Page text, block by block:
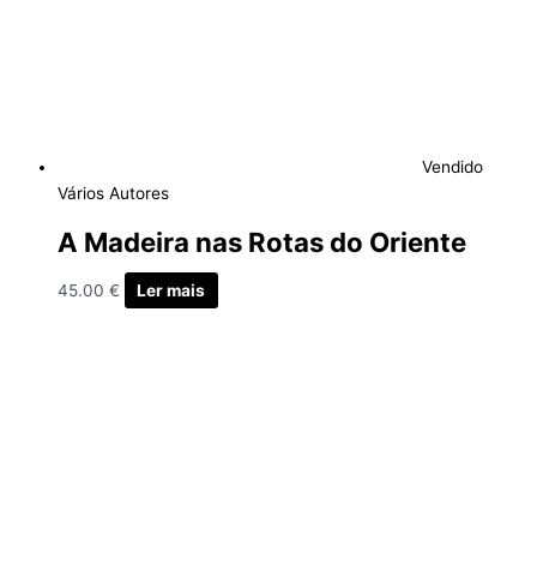
Vendido
Vários Autores
A Madeira nas Rotas do Oriente
45.00 € Ler mais